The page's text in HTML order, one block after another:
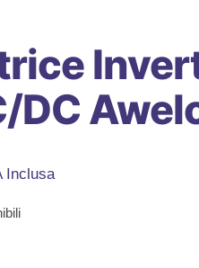
DC
Inclusa